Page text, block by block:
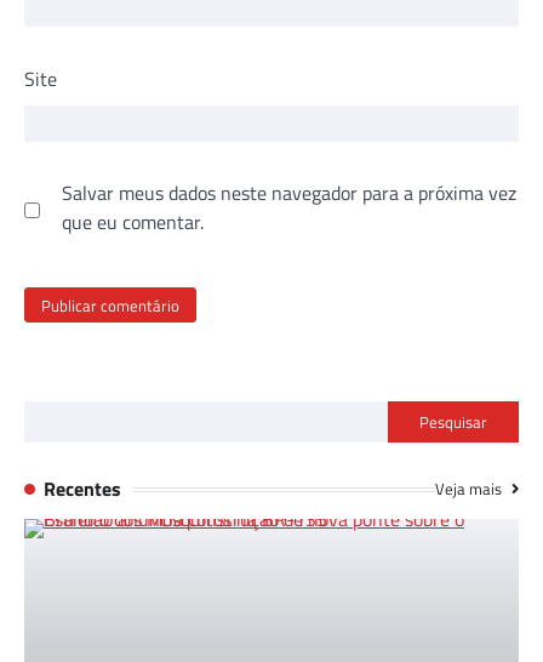
Site
Salvar meus dados neste navegador para a próxima vez
que eu comentar.
Pesquisar
Recentes Veja mais